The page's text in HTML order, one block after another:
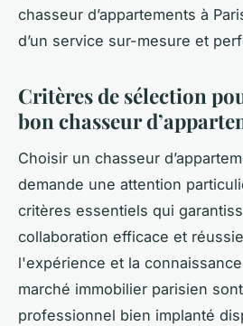
chasseur d’appartements à
d’un service sur-mesure et
Critères de sélection
bon chasseur
Choisir un chasseur
demande une attention
critères essentiels qui
collaboration efficace et
l'expérience et la
marché immobilier parisien
professionnel bien implanté